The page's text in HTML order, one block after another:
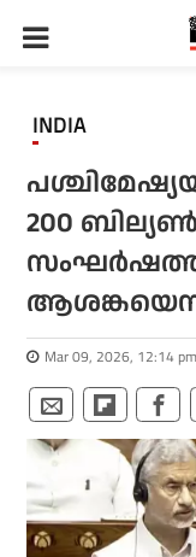
INDIA
200
Mar 09, 2026, 12:14 pm